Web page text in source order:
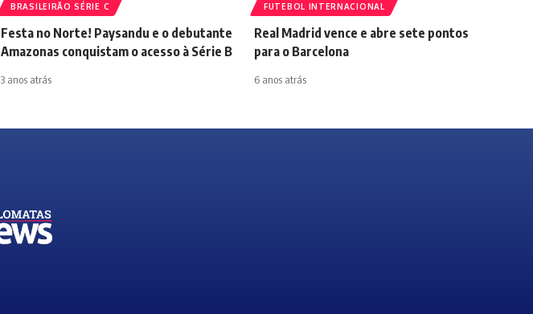
BRASILEIRÃO SÉRIE C
Festa no Norte! Paysandu e o debutante
Amazonas conquistam o acesso à Série B
3 anos atrás
FUTEBOL INTERNACIONAL
Real Madrid vence e abre sete pontos
para o Barcelona
6 anos atrás